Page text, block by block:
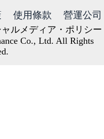
使用條款 營運公司
ャルメディア・ポリシー
Co., Ltd. All Rights